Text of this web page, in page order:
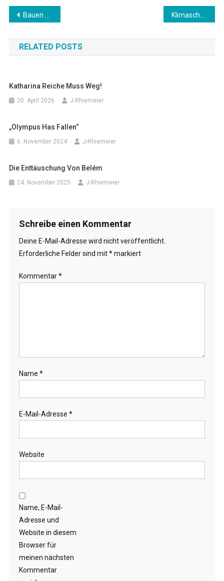
Beitragsnavigation
Bauen mit der Natur, statt gegen sie
RELATED POSTS
Katharina Reiche Muss Weg!
20. April 2026 J-Rhiemeier
„Olympus Has Fallen“
6. November 2024 J-Rhiemeier
Die Enttäuschung Von Belém
24. November 2025 J-Rhiemeier
Schreibe einen Kommentar
Deine E-Mail-Adresse wird nicht veröffentlicht.
Erforderliche Felder sind mit*markiert
Kommentar*
Name *
E-Mail-Adresse *
Website
Name, E-Mail-
Adresse und
Website in diesem
Browser für
meinen nächsten
Kommentar